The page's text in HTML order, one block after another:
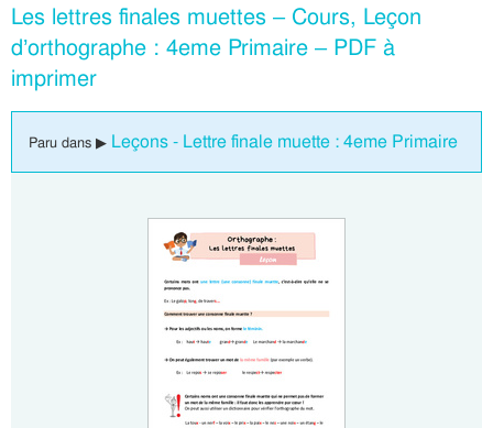
Les lettres finales muettes – Cours, Leçon
d’orthographe : 4eme Primaire – PDF à
imprimer
Paru dans ▶ Leçons - Lettre finale muette : 4eme Primaire